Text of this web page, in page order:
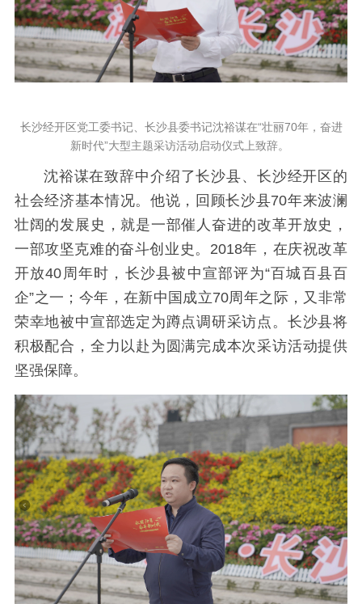
长沙经开区党工委书记、长沙县委书记沈裕谋在“壮丽70年，奋进
新时代”大型主题采访活动启动仪式上致辞。
沈裕谋在致辞中介绍了长沙县、长沙经开区的
社会经济基本情况。他说，回顾长沙县70年来波澜
壮阔的发展史，就是一部催人奋进的改革开放史，
一部攻坚克难的奋斗创业史。2018年，在庆祝改革
开放40周年时，长沙县被中宣部评为“百城百县百
企”之一；今年，在新中国成立70周年之际，又非常
荣幸地被中宣部选定为蹲点调研采访点。长沙县将
积极配合，全力以赴为圆满完成本次采访活动提供
坚强保障。